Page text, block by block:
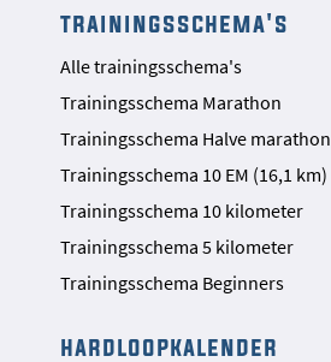
trainingsschema's
Alle trainingsschema's
Trainingsschema Marathon
Trainingsschema Halve marathon
Trainingsschema 10 EM (16,1 km)
Trainingsschema 10 kilometer
Trainingsschema 5 kilometer
Trainingsschema Beginners
hardloopkalender